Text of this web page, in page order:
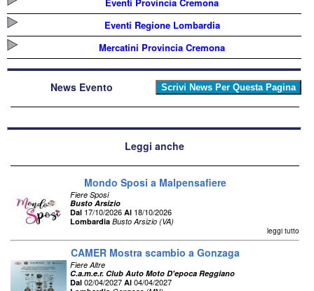
Eventi Regione Lombardia
Mercatini Provincia Cremona
News Evento
Leggi anche
Mondo Sposi a Malpensafiere
Fiere Sposi
Busto Arsizio
Dal 17/10/2026 Al 18/10/2026
Lombardia Busto Arsizio (VA)
leggi tutto
CAMER Mostra scambio a Gonzaga
Fiere Altre
C.a.m.e.r. Club Auto Moto D'epoca Reggiano
Dal 02/04/2027 Al 04/04/2027